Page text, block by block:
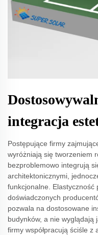
integracja
Postępujące firmy
wyróżniają się tworzeniem
bezproblemowo integrują
architektonicznymi,
funkcjonalne.
doświadczonych
pozwala na dostosowane
budynków, a nie wyglądają
firmy współpracują ściśle z